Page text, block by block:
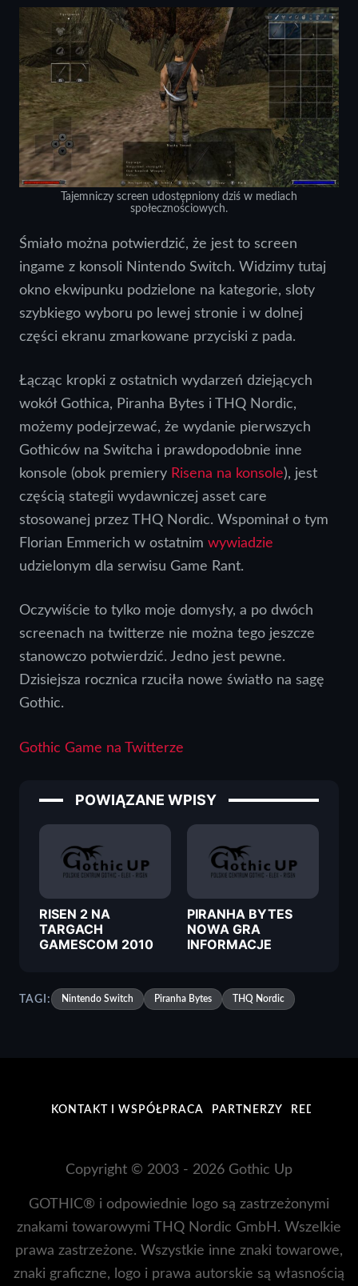
Tajemniczy screen udostępniony dziś w mediach
społecznościowych.
Śmiało można potwierdzić, że jest to screen
ingame z konsoli Nintendo Switch. Widzimy tutaj
okno ekwipunku podzielone na kategorie, sloty
szybkiego wyboru po lewej stronie i w dolnej
części ekranu zmarkowane przyciski z pada.
Łącząc kropki z ostatnich wydarzeń dziejących
wokół Gothica, Piranha Bytes i THQ Nordic,
możemy podejrzewać, że wydanie pierwszych
Gothiców na Switcha i prawdopodobnie inne
konsole (obok premiery Risena na konsole), jest
częścią stategii wydawniczej asset care
stosowanej przez THQ Nordic. Wspominał o tym
Florian Emmerich w ostatnim wywiadzie
udzielonym dla serwisu Game Rant.
Oczywiście to tylko moje domysły, a po dwóch
screenach na twitterze nie można tego jeszcze
stanowczo potwierdzić. Jedno jest pewne.
Dzisiejsza rocznica rzuciła nowe światło na sagę
Gothic.
Gothic Game na Twitterze
POWIĄZANE WPISY
RISEN 2 NA
TARGACH
GAMESCOM 2010
PIRANHA BYTES
NOWA GRA
INFORMACJE
TAGI: Nintendo Switch Piranha Bytes THQ Nordic
KONTAKT I WSPÓŁPRACA PARTNERZY REDAKCJA
Copyright © 2003 - 2026 Gothic Up
GOTHIC® i odpowiednie logo są zastrzeżonymi
znakami towarowymi THQ Nordic GmbH. Wszelkie
prawa zastrzeżone. Wszystkie inne znaki towarowe,
znaki graficzne, logo i prawa autorskie są własnością